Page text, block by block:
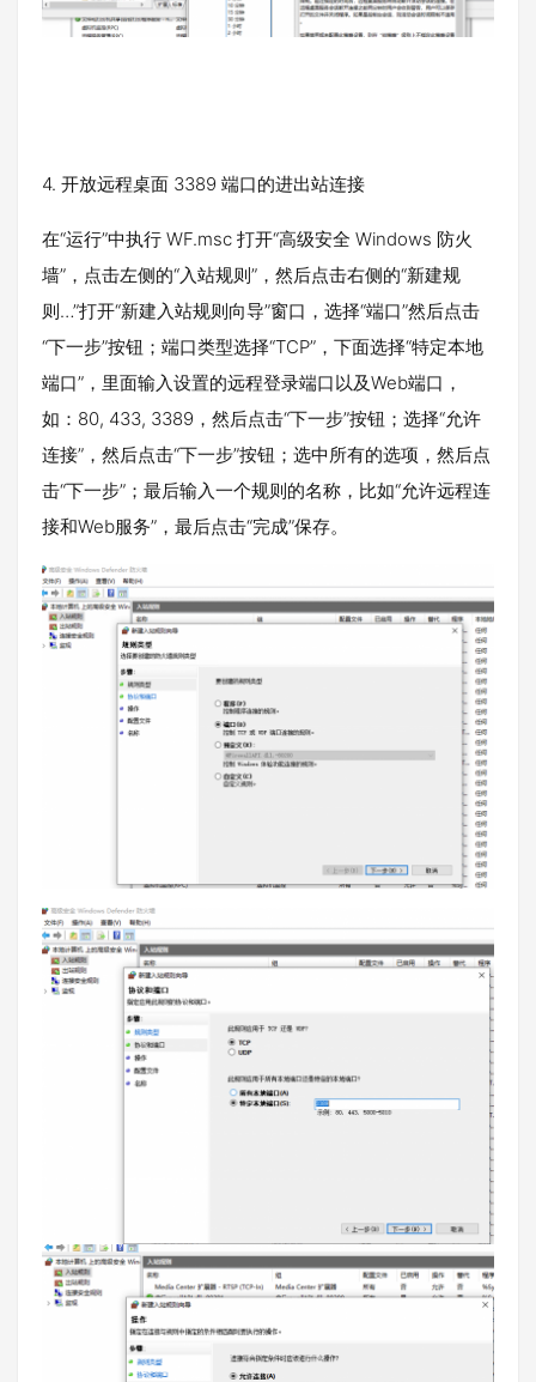
4. 开放远程桌面 3389 端口的进出站连接
在“运行”中执行 WF.msc 打开“高级安全 Windows 防火
墙”，点击左侧的“入站规则”，然后点击右侧的“新建规
则…”打开“新建入站规则向导”窗口，选择“端口”然后点击
“下一步”按钮；端口类型选择“TCP”，下面选择“特定本地
端口”，里面输入设置的远程登录端口以及Web端口，
如：80, 433, 3389，然后点击“下一步”按钮；选择“允许
连接”，然后点击“下一步”按钮；选中所有的选项，然后点
击“下一步”；最后输入一个规则的名称，比如“允许远程连
接和Web服务”，最后点击“完成”保存。